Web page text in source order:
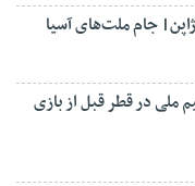
ژاپن| جام ملت‌های آسیا
ملی در قطر قبل از بازی